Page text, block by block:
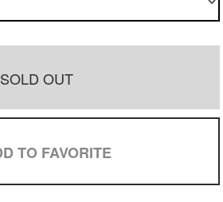
SOLD OUT
TO FAVORITE